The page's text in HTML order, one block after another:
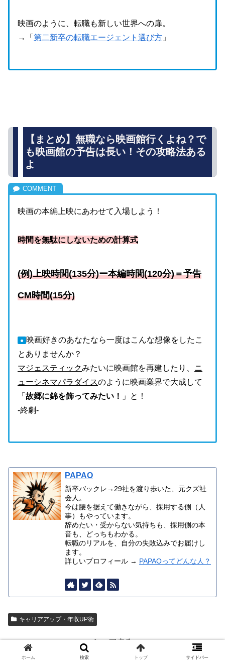
映画のように、転職も新しい世界への扉。
→「 第二新卒の転職エージェント選び方 」
【まとめ】無職なら映画館行くよね？で
も映画館の予告は長い！その攻略法ある
よ
映画の本編上映にあわせて入場しよう！
時間を無駄にしないための計算式
(例)上映時間(135分)ー本編時間(120分)＝予告
CM時間(15分)
● 映画好きのあなたなら一度はこんな想像をしたこ
とありませんか？
マジェスティックみたいに映画館を再建したり、 ニ
ューシネマパラダイスのように映画業界で大成して
「 故郷に錦を飾ってみたい！
」と！
-終劇-
PAPAO
新卒バックレ→29社を渡り歩いた、元クズ社
会人。
今は腰を据えて働きながら、採用する側（人
事）もやっています。
辞めたい・受からない気持ちも、採用側の本
音も、どっちもわかる。
転職のリアルを、自分の失敗込みでお届けし
ます。
詳しいプロフィール → PAPAOってどんな人？
キャリアアップ・年収UP術
シェアする
はてブ
ホーム 検索 トップ サイドバー